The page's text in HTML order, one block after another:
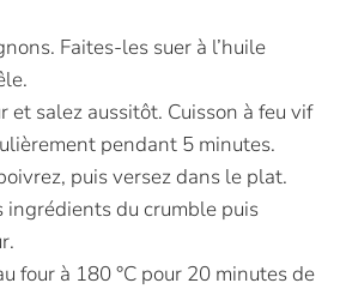
Faites-les suer à l’huile
et salez aussitôt. Cuisson à feu vif
pendant 5 minutes.
puis versez dans le plat.
ingrédients du crumble puis
four à 180 °C pour 20 minutes de